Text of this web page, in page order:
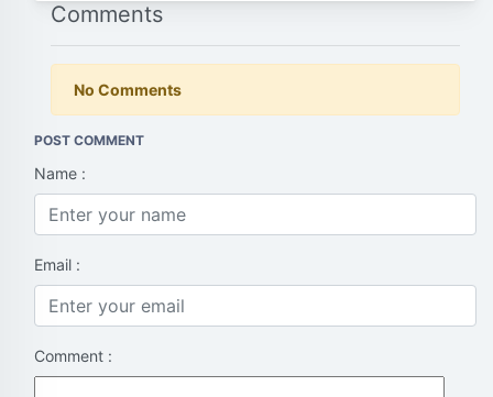
Comments
No Comments
POST COMMENT
Name :
Email :
Comment :